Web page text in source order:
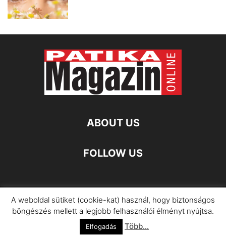
ABOUT US
FOLLOW US
Impresszum Adatkezelési Információ
©
A weboldal sütiket (cookie-kat) használ, hogy biztonságos
böngészés mellett a legjobb felhasználói élményt nyújtsa.
Elfogadás Több...